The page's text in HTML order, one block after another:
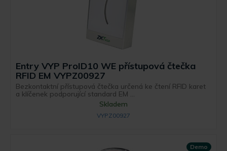
Entry VYP ProID10 WE přístupová čtečka
RFID EM VYPZ00927
Bezkontaktní přístupová čtečka určená ke čtení RFID karet
a klíčenek podporující standard EM ...
Skladem
VYPZ00927
Demo